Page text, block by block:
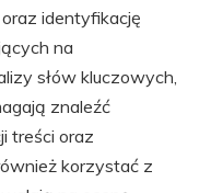
identyfikację
na
słów kluczowych,
znaleźć
treści oraz
korzystać z